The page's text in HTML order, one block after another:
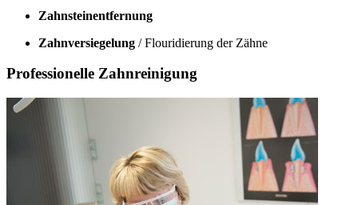
Zahnsteinentfernung
Zahnversiegelung / Flouridierung der Zähne
Professionelle Zahnreinigung